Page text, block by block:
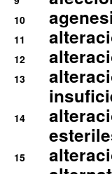
10
11
12
13
14
15